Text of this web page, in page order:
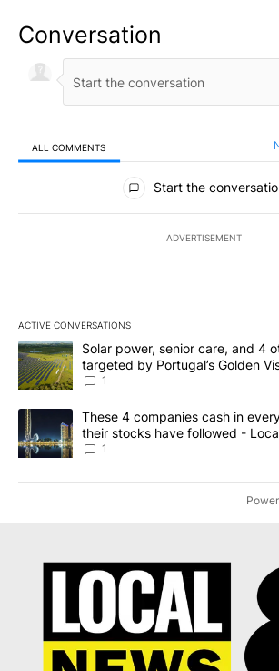
Conversation
ALL COMMENTS
All Comments
Start the
ADVERTISEMENT
ACTIVE CONVERSATIONS
The following is a list of the most
A trending article titled "Solar power,
Solar power, senior care, and 4
targeted by Portugal’s Golden
News 8
1
A trending article titled "These 4
These 4 companies cash in
their stocks have followed -
1